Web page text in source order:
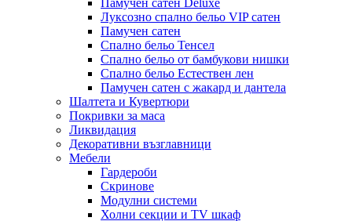
Памучен сатен Deluxe
Луксозно спално бельо VIP сатен
Памучен сатен
Спално бельо Тенсел
Спално бельо от бамбукови нишки
Спално бельо Естествен лен
Памучен сатен с жакард и дантела
Шалтета и Кувертюри
Покривки за маса
Ликвидация
Декоративни възглавници
Мебели
Гардероби
Скринове
Модулни системи
Холни секции и ТV шкаф